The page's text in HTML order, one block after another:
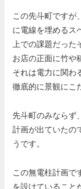
この先斗町ですが
に電線を埋めるス
上での課題だった
お店の正面に竹や
それは電力に関わ
徹底的に景観にこ
先斗町のみならず
計画が出ていたの
うです。
この無電柱計画で
を設けていること